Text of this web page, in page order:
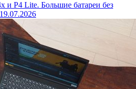
и P4 Lite. Большие батареи без
19.07.2026